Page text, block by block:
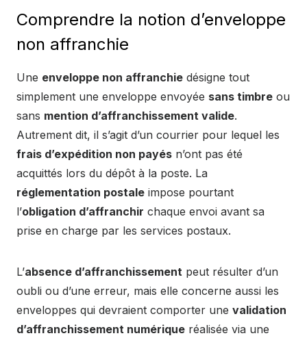
Comprendre la notion d’enveloppe
non affranchie
Une enveloppe non affranchie désigne tout
simplement une enveloppe envoyée sans timbre ou
sans mention d’affranchissement valide.
Autrement dit, il s’agit d’un courrier pour lequel les
frais d’expédition non payés n’ont pas été
acquittés lors du dépôt à la poste. La
réglementation postale impose pourtant
l’obligation d’affranchir chaque envoi avant sa
prise en charge par les services postaux.
L’absence d’affranchissement peut résulter d’un
oubli ou d’une erreur, mais elle concerne aussi les
enveloppes qui devraient comporter une validation
d’affranchissement numérique réalisée via une